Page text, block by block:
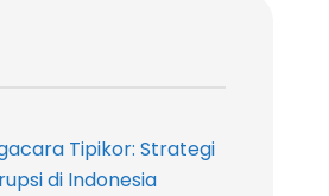
Tipikor: Strategi
di Indonesia